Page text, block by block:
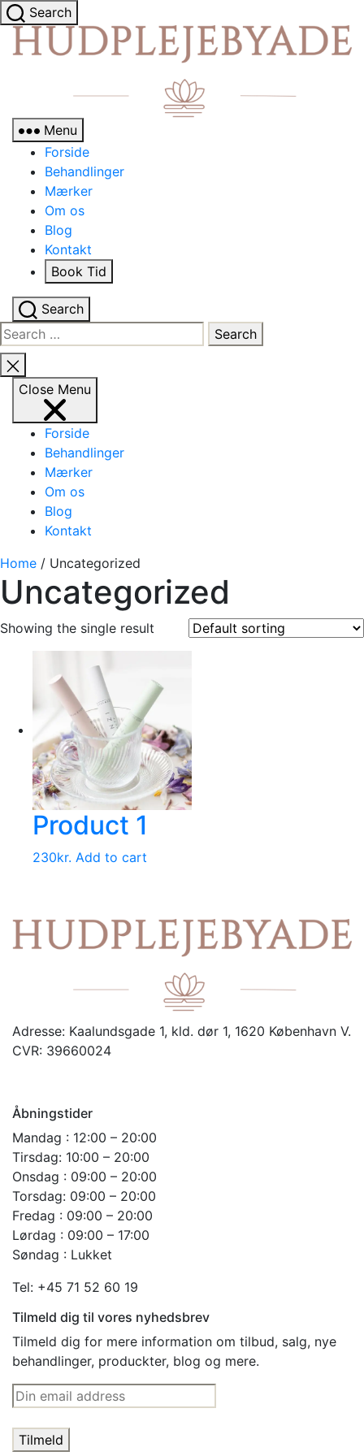
Search
Menu
Forside
Behandlinger
Mærker
Om os
Blog
Kontakt
Book Tid
Search
Search
for:
Close
search
Close Menu
Forside
Behandlinger
Mærker
Om os
Blog
Kontakt
Home / Uncategorized
Uncategorized
Showing the single result
Product 1
230kr. Add to cart
Adresse: Kaalundsgade 1, kld. dør 1, 1620 København V.
CVR: 39660024
Åbningstider
Mandag : 12:00 – 20:00
Tirsdag: 10:00 – 20:00
Onsdag : 09:00 – 20:00
Torsdag: 09:00 – 20:00
Fredag : 09:00 – 20:00
Lørdag : 09:00 – 17:00
Søndag : Lukket
Tel: +45 71 52 60 19
Tilmeld dig til vores nyhedsbrev
Tilmeld dig for mere information om tilbud, salg, nye
behandlinger, produckter, blog og mere.